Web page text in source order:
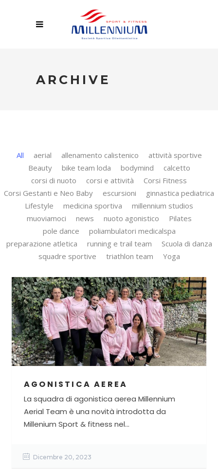
ARCHIVE
All aerial allenamento calistenico
attività sportive
Beauty
bike team loda bodymind
calcetto
corsi di nuoto
corsi e attività
Corsi Fitness
Corsi Gestanti e Neo Baby
escursioni
ginnastica pediatrica
Lifestyle
medicina sportiva
millennium studios
muoviamoci
news nuoto agonistico
Pilates
pole dance
poliambulatori medicalspa
preparazione atletica
running e trail team
Scuola di danza
squadre sportive
triathlon team Yoga
AGONISTICA AEREA
La squadra di agonistica aerea Millennium
Aerial Team è una novità introdotta da
Millenium Sport & fitness nel...
Dicembre 20, 2023